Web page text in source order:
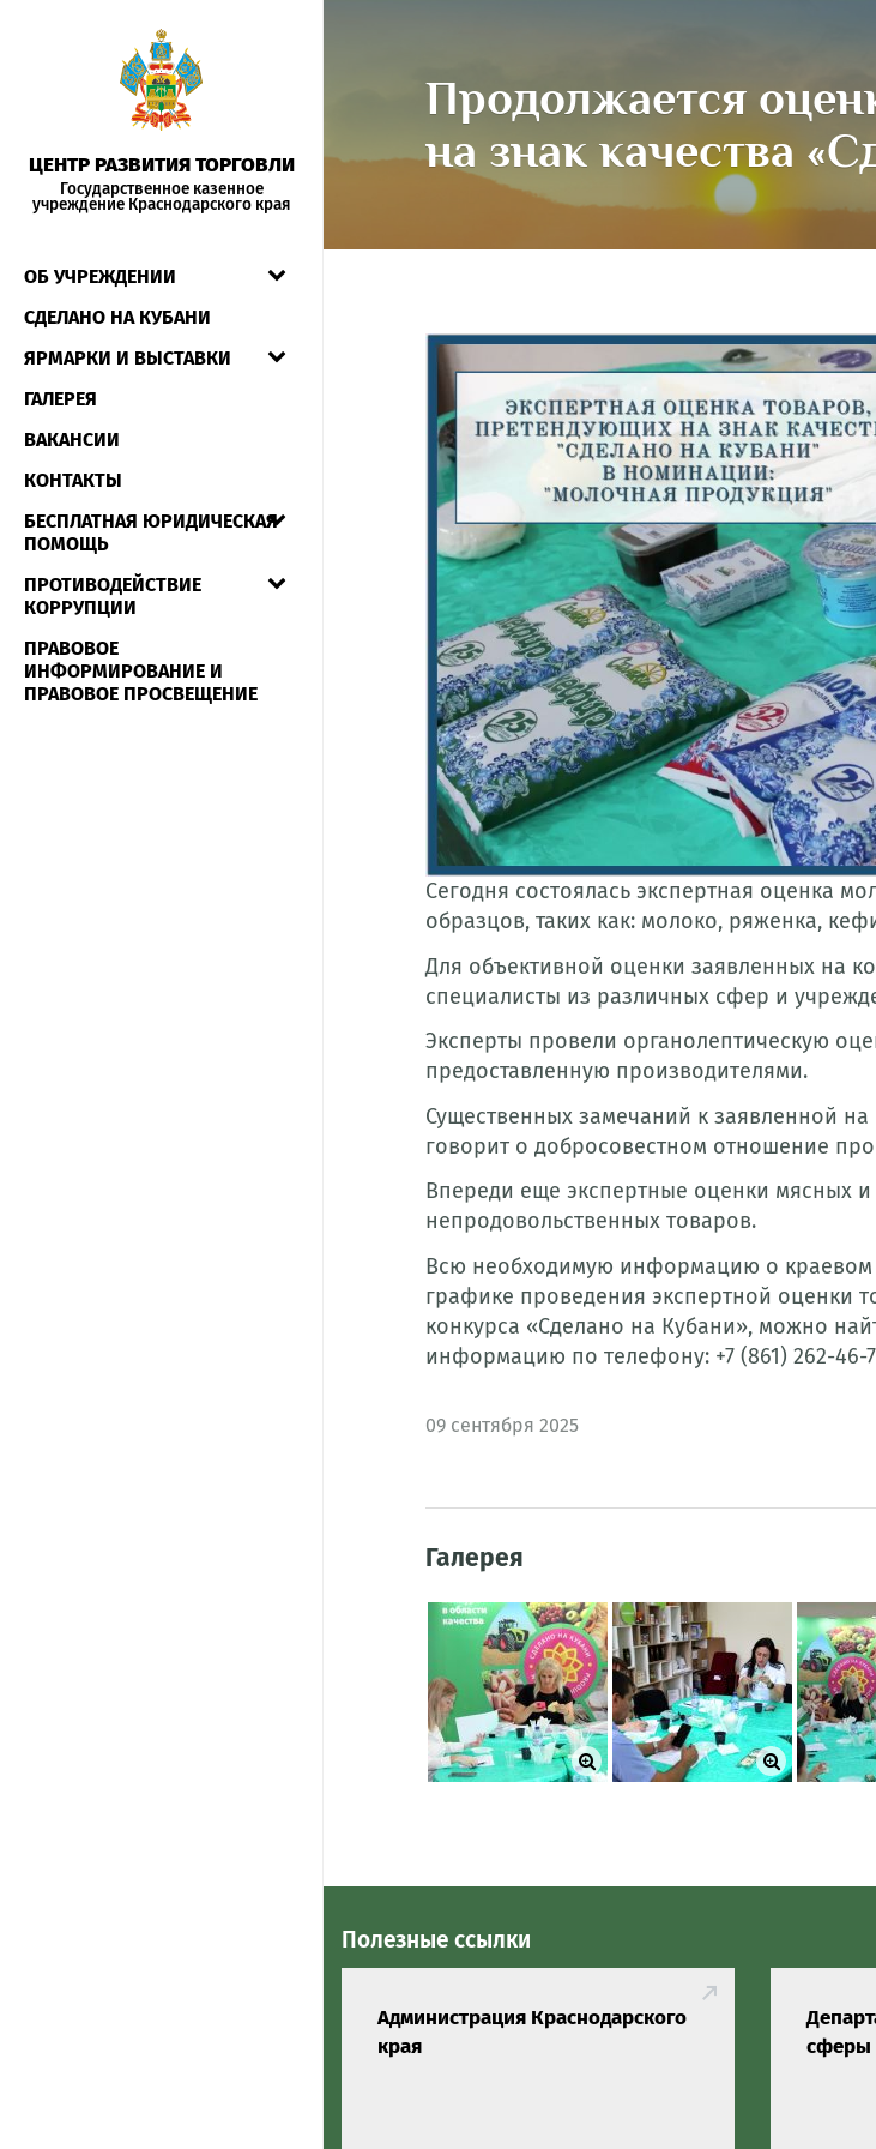
ЦЕНТР РАЗВИТИЯ ТОРГОВЛИ
Государственное казенное
учреждение Краснодарского края
ОБ УЧРЕЖДЕНИИ
СДЕЛАНО НА КУБАНИ
ЯРМАРКИ И ВЫСТАВКИ
ГАЛЕРЕЯ
ВАКАНСИИ
КОНТАКТЫ
БЕСПЛАТНАЯ ЮРИДИЧЕСКАЯ
ПОМОЩЬ
ПРОТИВОДЕЙСТВИЕ
КОРРУПЦИИ
ПРАВОВОЕ
ИНФОРМИРОВАНИЕ И
ПРАВОВОЕ ПРОСВЕЩЕНИЕ
Продолжается
на знак качества
Сегодня состоялась экспертная оценка
образцов, таких как: молоко, ряженка,
Для объективной оценки заявленных на
специалисты из различных сфер и
Эксперты провели органолептическую
предоставленную производителями.
Существенных замечаний к заявленной
говорит о добросовестном отношение
Впереди еще экспертные оценки мясных
непродовольственных товаров.
Всю необходимую информацию о краевом
графике проведения экспертной оценки
конкурса «Сделано на Кубани», можно
информацию по телефону: +7 (861) 262-46-
09 сентября 2025
Галерея
Полезные ссылки
Администрация Краснодарского
края
сферы